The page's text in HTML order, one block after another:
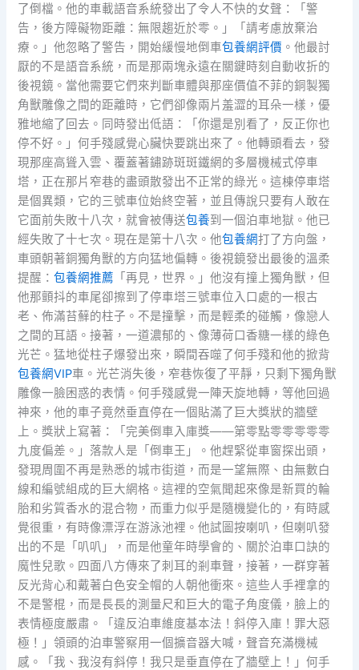
了倒檔。他的車載語音系統發出了令人不快的女聲：「警
告，後方障礙物距離：無限趨近於零。」「請考慮放棄治
療。」他忽略了警告，開始緩慢地倒車包養網評價 。他最討
厭的不是語音系統，而是那兩塊永遠在關鍵時刻自動收折的
後視鏡。當他需要它們來判斷車體與那座價值不菲的銅製獨
角獸雕像之間的距離時，它們卻像兩片羞澀的耳朵一樣，優
雅地縮了回去。同時發出低語：「你還是別看了，反正你也
停不好。」何手殘感覺心臟快要跳出來了。他轉頭看去，發
現那座高聳入雲、覆蓋著鏽跡斑斑鐵網的多層機械式停車
塔，正在那片窄巷的盡頭散發出不正常的綠光。這棟停車塔
是個異類，它的三號車位始終空著，並且傳說只要有人敢在
它面前失敗十八次，就會被傳送包養到一個泊車地獄。他已
經失敗了十七次。現在是第十八次。他包養網打了方向盤，
車頭朝著銅獨角獸的方向猛地偏轉。後視鏡發出最後的溫柔
提醒：包養網推薦 「再見，世界。」他沒有撞上獨角獸，但
他那顫抖的車尾卻擦到了停車塔三號車位入口處的一根古
老、佈滿苔蘚的柱子。不是撞擊，而是輕柔的碰觸，像戀人
之間的耳語。接著，一道濃郁的、像薄荷口香糖一樣的綠色
光芒。猛地從柱子爆發出來，瞬間吞噬了何手殘和他的掀背
包養網VIP車。光芒消失後，窄巷恢復了平靜，只剩下獨角獸
雕像一臉困惑的表情。何手殘感覺一陣天旋地轉，等他回過
神來，他的車子竟然垂直停在一個貼滿了巨大獎狀的牆壁
上。獎狀上寫著：「完美倒車入庫獎——第零點零零零零零
九度偏差。」落款人是「倒車王」。他趕緊從車窗探出頭，
發現周圍不再是熟悉的城市街道，而是一望無際、由無數白
線和編號組成的巨大網格。這裡的空氣聞起來像是新買的輪
胎和劣質香水的混合物，而重力似乎是隨機變化的，有時感
覺很重，有時像漂浮在游泳池裡。他試圖按喇叭，但喇叭發
出的不是「叭叭」，而是他童年時學會的、關於泊車口訣的
魔性兒歌。四面八方傳來了刺耳的剎車聲，接著，一群穿著
反光背心和戴著白色安全帽的人朝他衝來。這些人手裡拿的
不是警棍，而是長長的測量尺和巨大的電子角度儀，臉上的
表情極度嚴肅。「違反泊車維度基本法！斜停入庫！罪大惡
極！」領頭的泊車警察用一個擴音器大喊，聲音充滿機械
感。「我、我沒有斜停！我只是垂直停在了牆壁上！」何手